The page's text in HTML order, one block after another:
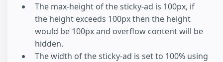
The max-height of the sticky-ad is 100px, if
the height exceeds 100px then the height
would be 100px and overflow content will be
hidden.
The width of the sticky-ad is set to 100% using